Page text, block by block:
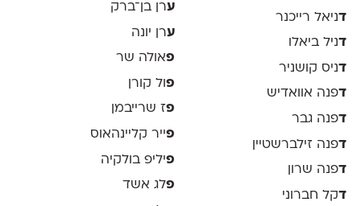
דניאל רייכנר
דניל ביאלו
דניס קושניר
דפנה אוואדיש
דפנה גבר
דפנה זילברשטיין
דפנה שרון
דקל חברוני
ערן בן־ברק
ערן יונה
פאולה שר
פ ול קורן
פז שרייבמן
פייר קליינהאוס
פיליפ בולקיה
פלג אשד